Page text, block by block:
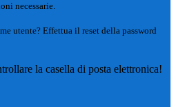
necessarie.
utente? Effettua il reset della password
la casella di posta elettronica!